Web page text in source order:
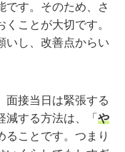
です。そのため、さ
ことが大切です。
いし、改善点からい
接当日は緊張する
する方法は、「 や
ることです。つまり